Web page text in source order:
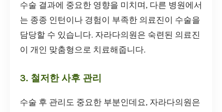
수술 결과에 중요한 영향을 미치며, 다른 병원에서
는 종종 인턴이나 경험이 부족한 의료진이 수술을
담당할 수 있습니다. 자라다의원은 숙련된 의료진
이 개인 맞춤형으로 치료해줍니다.
3. 철저한 사후 관리
수술 후 관리도 중요한 부분인데요, 자라다의원은